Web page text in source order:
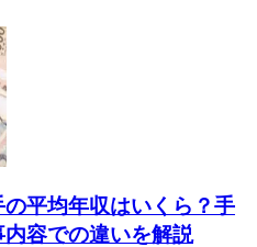
平均年収はいくら？手
容での違いを解説